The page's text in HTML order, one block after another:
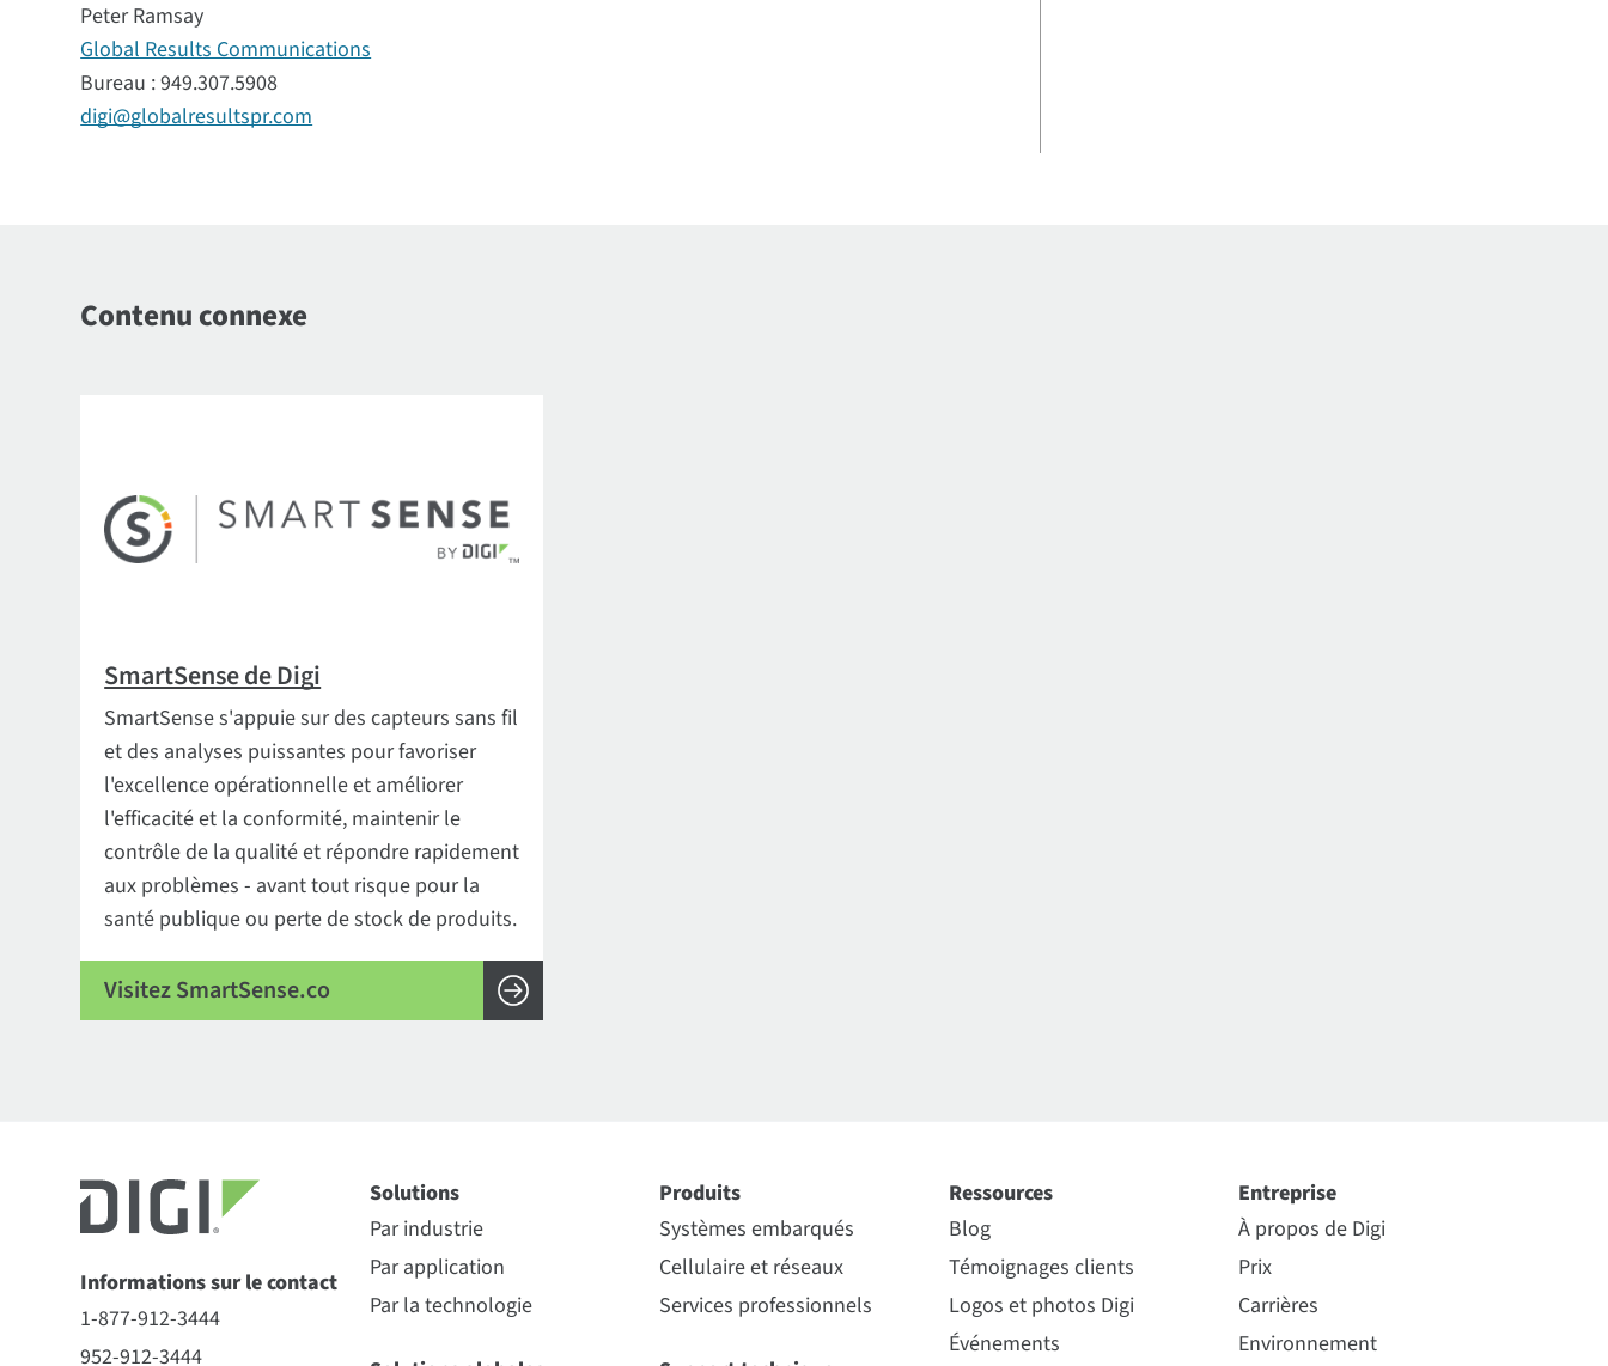
Peter Ramsay
Global Results Communications
Bureau : 949.307.5908
digi@globalresultspr.com
Contenu connexe
SmartSense de Digi
SmartSense s'appuie sur des capteurs sans fil
et des analyses puissantes pour favoriser
l'excellence opérationnelle et améliorer
l'efficacité et la conformité, maintenir le
contrôle de la qualité et répondre rapidement
aux problèmes - avant tout risque pour la
santé publique ou perte de stock de produits.
Visitez SmartSense.co
Informations sur le contact
1-877-912-3444
952-912-3444
Solutions
Par industrie
Par application
Par la technologie
Produits
Systèmes embarqués
Cellulaire et réseaux
Services professionnels
Ressources
Blog
Témoignages clients
Logos et photos Digi
Événements
Entreprise
À propos de Digi
Prix
Carrières
Environnement